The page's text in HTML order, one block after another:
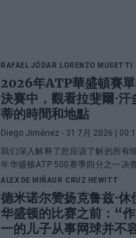
RAFAEL JÓDAR LORENZO MUSETTI
2026年ATP華盛頓賽
決賽中，觀看拉斐爾·
蒂的時間和地點
Diego Jiménez - 31 7月 2026 |
我们深入解释了您应该了解的所有
年华盛顿ATP 500赛季四分之一决
伦佐·穆塞蒂之间的直播对决。
ALEX DE MIÑAUR CRUZ HEWITT
德米诺尔赞扬克鲁兹·
华盛顿的比赛之前：“
一的儿子从事网球并不